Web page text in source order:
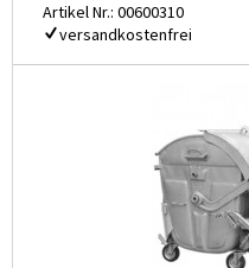
Artikel Nr.: 00600310
versandkostenfrei